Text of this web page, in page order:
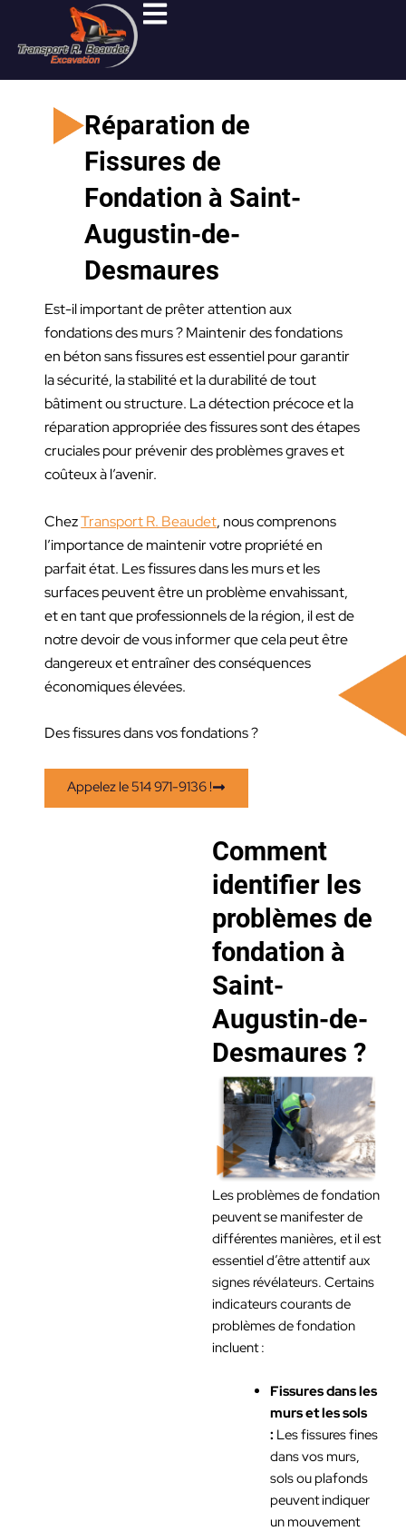
contenu
Réparation de
Fissures de
Fondation à Saint-
Augustin-de-
Desmaures
Est-il important de prêter attention aux
fondations des murs ? Maintenir des fondations
en béton sans fissures est essentiel pour garantir
la sécurité, la stabilité et la durabilité de tout
bâtiment ou structure. La détection précoce et la
réparation appropriée des fissures sont des étapes
cruciales pour prévenir des problèmes graves et
coûteux à l’avenir.
ChezTransport R. Beaudet, nous comprenons
l’importance de maintenir votre propriété en
parfait état. Les fissures dans les murs et les
surfaces peuvent être un problème envahissant,
et en tant que professionnels de la région, il est de
notre devoir de vous informer que cela peut être
dangereux et entraîner des conséquences
économiques élevées.
Des fissures dans vos fondations ?
Appelez le 514 971-9136 !
Comment
identifier les
problèmes de
fondation à
Saint-
Augustin-de-
Desmaures ?
Les problèmes de fondation
peuvent se manifester de
différentes manières, et il est
essentiel d’être attentif aux
signes révélateurs. Certains
indicateurs courants de
problèmes de fondation
incluent :
Fissures dans les
murs et les sols
: Les fissures fines
dans vos murs,
sols ou plafonds
peuvent indiquer
un mouvement